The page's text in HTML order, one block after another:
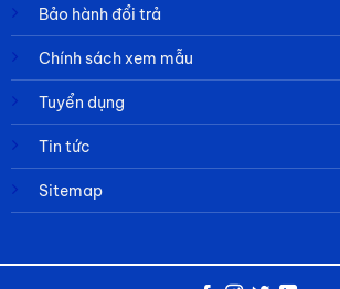
Bảo hành đổi trả
Chính sách xem mẫu
Tuyển dụng
Tin tức
Sitemap